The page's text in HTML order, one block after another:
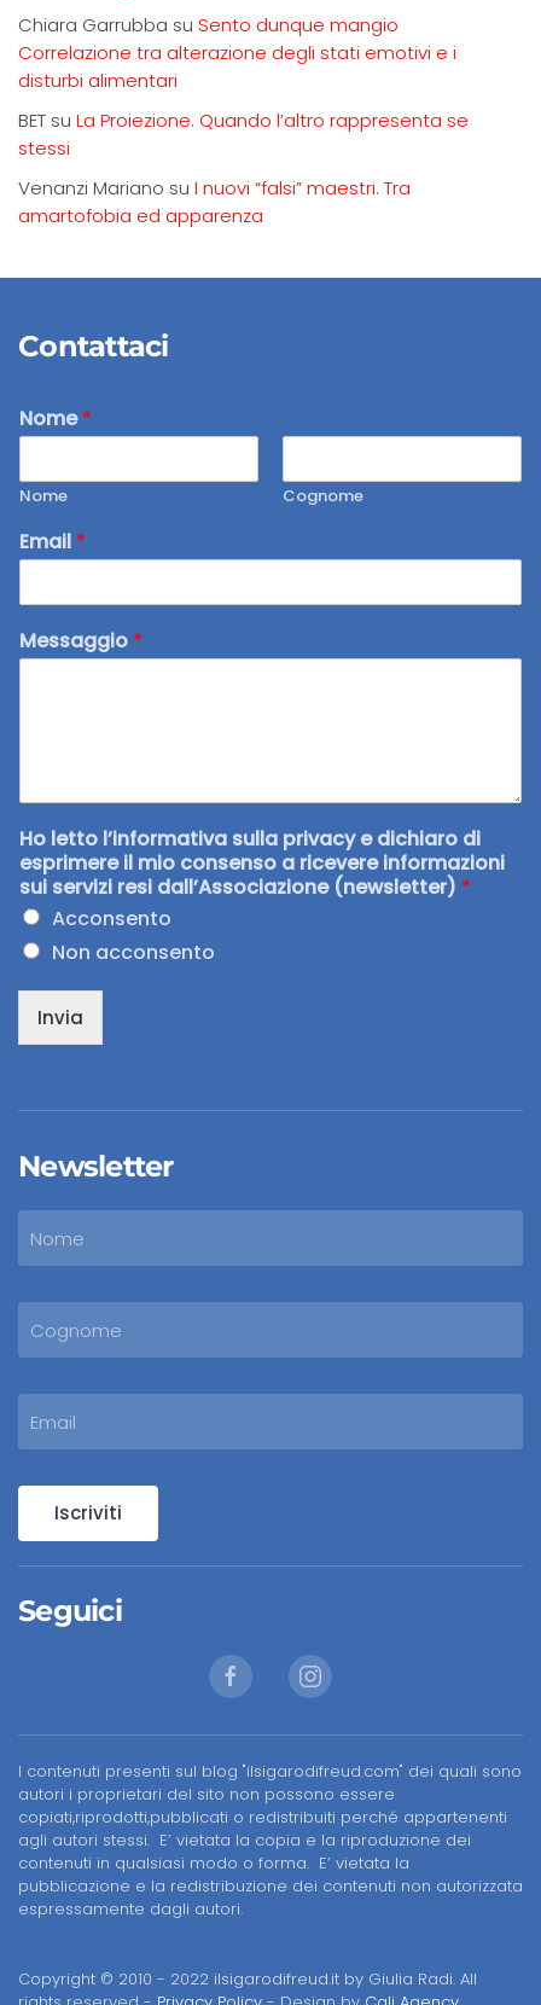
Chiara Garrubba su Sento dunque mangio
Correlazione tra alterazione degli stati emotivi e i
disturbi alimentari
BET su La Proiezione. Quando l’altro rappresenta se
stessi
Venanzi Mariano su I nuovi “falsi” maestri. Tra
amartofobia ed apparenza
Contattaci
Nome*
Nome Cognome
Email *
Messaggio *
Ho letto l’informativa sulla privacy e dichiaro di
esprimere il mio consenso a ricevere informazioni
sui servizi resi dall’Associazione (newsletter) *
Acconsento
Non acconsento
Invia
Newsletter
Iscriviti
Seguici
I contenuti presenti sul blog "ilsigarodifreud.com" dei quali sono
autori i proprietari del sito non possono essere
copiati,riprodotti,pubblicati o redistribuiti perché appartenenti
agli autori stessi. E’ vietata la copia e la riproduzione dei
contenuti in qualsiasi modo o forma. E’ vietata la
pubblicazione e la redistribuzione dei contenuti non autorizzata
espressamente dagli autori.
Copyright © 2010 - 2022 ilsigarodifreud.it by Giulia Radi. All